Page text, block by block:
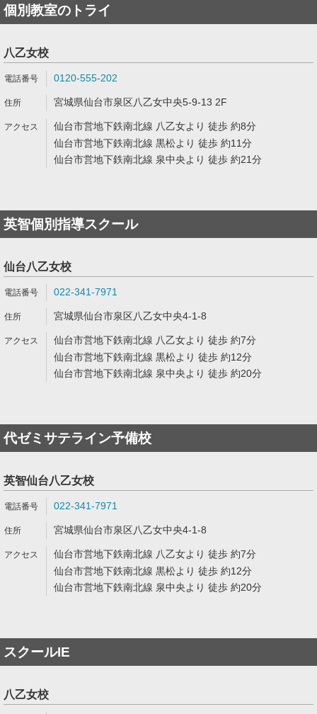
個別教室のトライ
八乙女校
0120-555-202
宮城県仙台市泉区八乙女中央5-9-13 2F
仙台市営地下鉄南北線 八乙女より 徒歩 約8分
仙台市営地下鉄南北線 黒松より 徒歩 約11分
仙台市営地下鉄南北線 泉中央より 徒歩 約21分
英智個別指導スクール
仙台八乙女校
022-341-7971
宮城県仙台市泉区八乙女中央4-1-8
仙台市営地下鉄南北線 八乙女より 徒歩 約7分
仙台市営地下鉄南北線 黒松より 徒歩 約12分
仙台市営地下鉄南北線 泉中央より 徒歩 約20分
代ゼミサテライン予備校
英智仙台八乙女校
022-341-7971
宮城県仙台市泉区八乙女中央4-1-8
仙台市営地下鉄南北線 八乙女より 徒歩 約7分
仙台市営地下鉄南北線 黒松より 徒歩 約12分
仙台市営地下鉄南北線 泉中央より 徒歩 約20分
スクールIE
八乙女校